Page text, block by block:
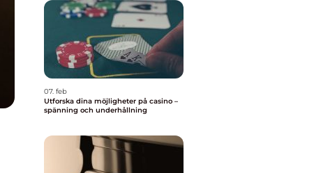
07. feb
Utforska dina möjligheter på casino –
spänning och underhållning